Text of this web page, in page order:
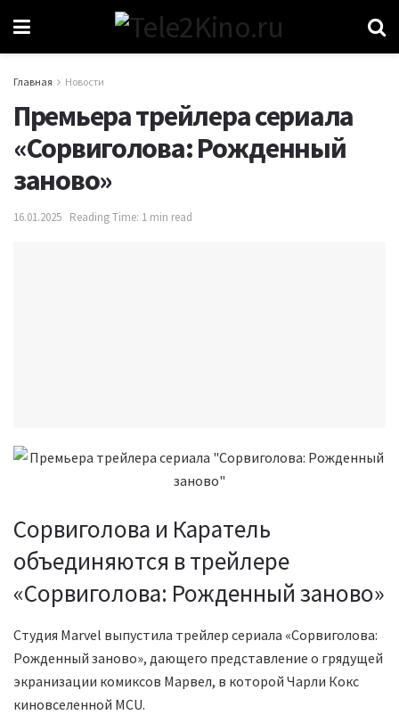
Главная Новости
Премьера трейлера сериала
«Сорвиголова: Рожденный
заново»
16.01.2025 Reading Time: 1 min read
Сорвиголова и Каратель
объединяются в трейлере
«Сорвиголова: Рожденный заново»
Студия Marvel выпустила трейлер сериала «Сорвиголова:
Рожденный заново», дающего представление о грядущей
экранизации комиксов Марвел, в которой Чарли Кокс
киновселенной MCU.